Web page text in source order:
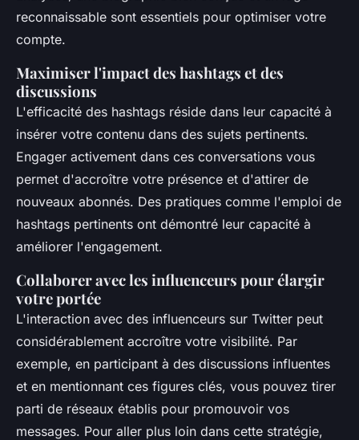
reconnaissable sont essentiels pour optimiser votre
compte.
Maximiser l'impact des hashtags et des
discussions
L'efficacité des hashtags réside dans leur capacité à
insérer votre contenu dans des sujets pertinents.
Engager activement dans ces conversations vous
permet d'accroître votre présence et d'attirer de
nouveaux abonnés. Des pratiques comme l'emploi de
hashtags pertinents ont démontré leur capacité à
améliorer l'engagement.
Collaborer avec les influenceurs pour élargir
votre portée
L'interaction avec des influenceurs sur Twitter peut
considérablement accroître votre visibilité. Par
exemple, en participant à des discussions influentes
et en mentionnant ces figures clés, vous pouvez tirer
parti de réseaux établis pour promouvoir vos
messages. Pour aller plus loin dans cette stratégie,